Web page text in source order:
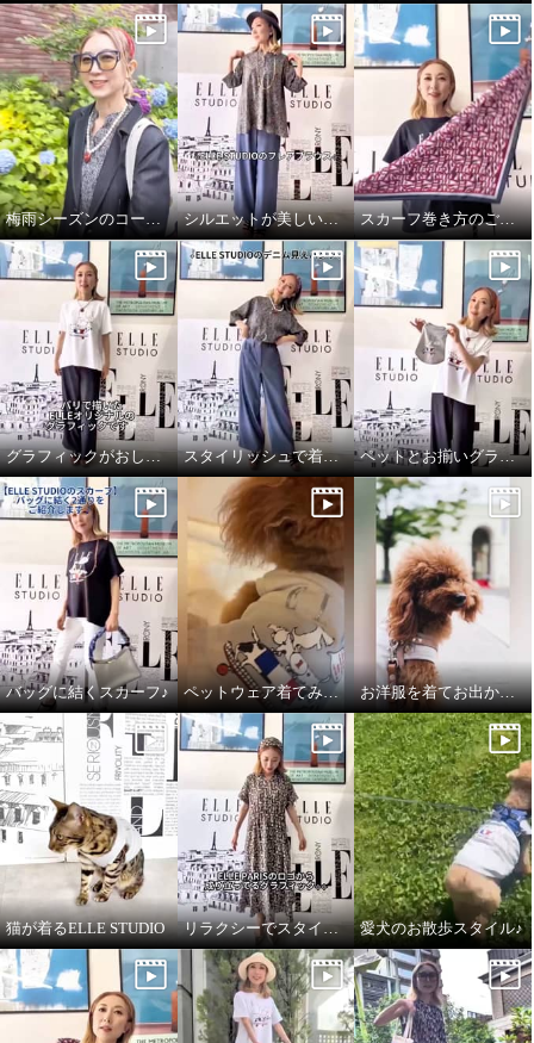
エル ステュディオ ＥＬＬＥオ
リジナル グラフィック プリーツ
チュニック
ブラウン Ｓ
¥0
エル ステュディオ ＥＬＬＥオ
リジナル グラフィック プリーツ
パンツ
ブラウン Ｓ
¥0
梅雨シーズンのコーディネート シルエットが美しいブラウス スカーフ巻き方のご紹介です♪
グラフィックがおしゃれなTシャツ スタイリッシュで着心地良いデニムパンツ ペットとお揃いグラフィックTシャツ♪
バッグに結くスカーフ♪ ペットウェア着てみました♪ お洋服を着てお出かけ✧ペットウェア✧
猫が着るELLE STUDIO リラクシーでスタイルアップしてくれるワンピース♪ 愛犬のお散歩スタイル♪